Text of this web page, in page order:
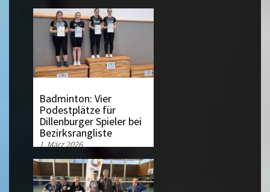
Badminton: Vier
Podestplätze für
Dillenburger Spieler bei
Bezirksrangliste
1. März 2026